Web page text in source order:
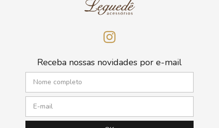
Receba nossas novidades por e-mail